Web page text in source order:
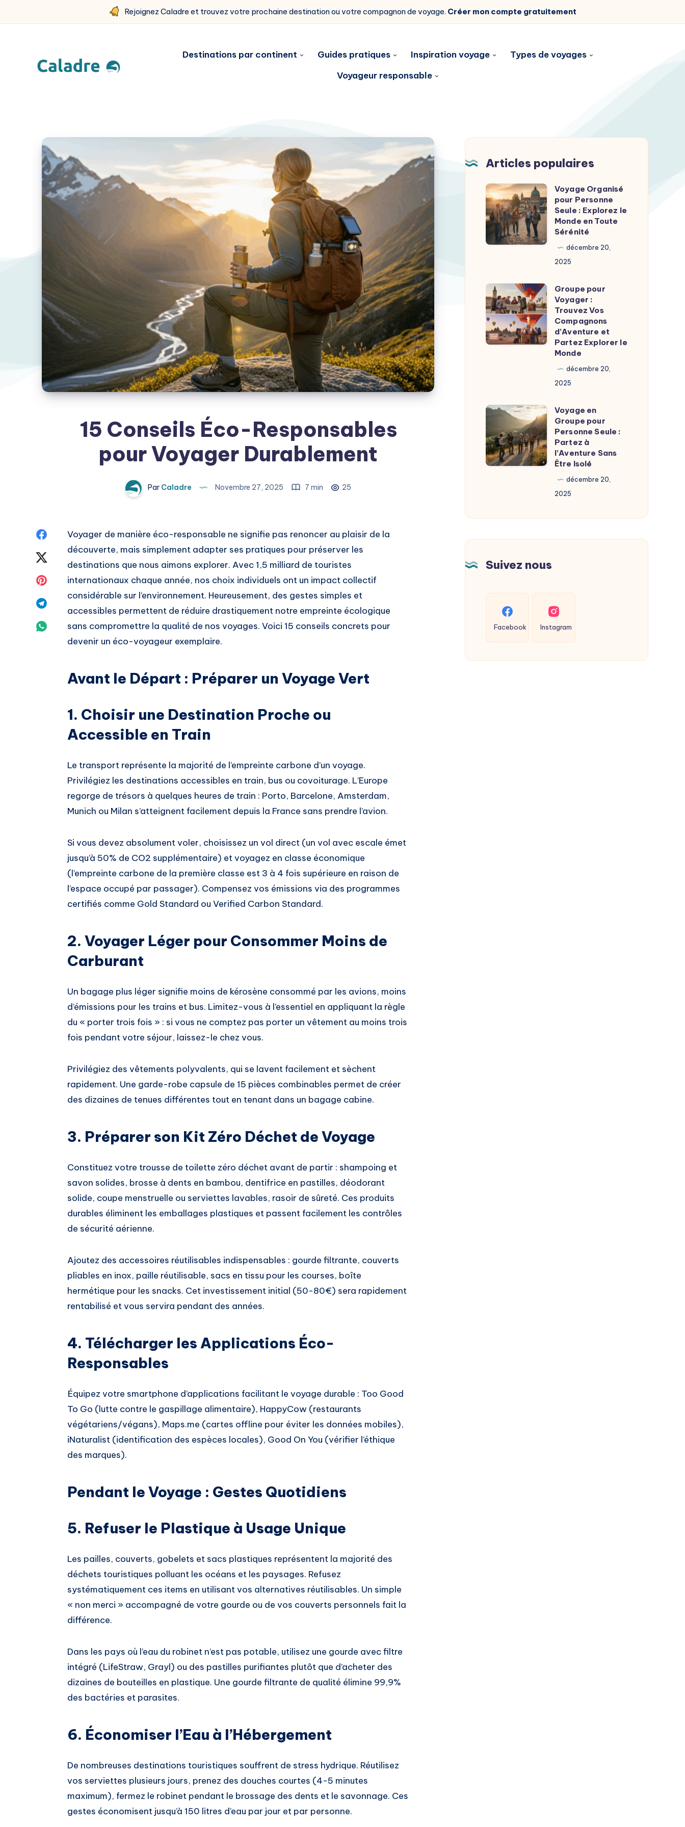
Rejoignez Caladre et trouvez votre prochaine destination ou votre compagnon de voyage. Créer mon compte gratuitement
Destinations par continent Guides pratiques Inspiration voyage
Types de voyages
Voyageur responsable
15 Conseils Éco-Responsables
pour Voyager Durablement
Par Caladre Novembre 27, 2025 7 min 25
Share
Facebook
Twitter
Share
Telegram
Share
Voyager de manière éco-responsable ne signifie pas renoncer au plaisir de la
découverte, mais simplement adapter ses pratiques pour préserver les
destinations que nous aimons explorer. Avec 1,5 milliard de touristes
internationaux chaque année, nos choix individuels ont un impact collectif
considérable sur l’environnement. Heureusement, des gestes simples et
accessibles permettent de réduire drastiquement notre empreinte écologique
sans compromettre la qualité de nos voyages. Voici 15 conseils concrets pour
devenir un éco-voyageur exemplaire.
Avant le Départ : Préparer un Voyage Vert
1. Choisir une Destination Proche ou
Accessible en Train
Le transport représente la majorité de l’empreinte carbone d’un voyage.
Privilégiez les destinations accessibles en train, bus ou covoiturage. L’Europe
regorge de trésors à quelques heures de train : Porto, Barcelone, Amsterdam,
Munich ou Milan s’atteignent facilement depuis la France sans prendre l’avion.
Si vous devez absolument voler, choisissez un vol direct (un vol avec escale émet
jusqu’à 50% de CO2 supplémentaire) et voyagez en classe économique
(l’empreinte carbone de la première classe est 3 à 4 fois supérieure en raison de
l’espace occupé par passager). Compensez vos émissions via des programmes
certifiés comme Gold Standard ou Verified Carbon Standard.
2. Voyager Léger pour Consommer Moins de
Carburant
Un bagage plus léger signifie moins de kérosène consommé par les avions, moins
d’émissions pour les trains et bus. Limitez-vous à l’essentiel en appliquant la règle
du « porter trois fois » : si vous ne comptez pas porter un vêtement au moins trois
fois pendant votre séjour, laissez-le chez vous.
Privilégiez des vêtements polyvalents, qui se lavent facilement et sèchent
rapidement. Une garde-robe capsule de 15 pièces combinables permet de créer
des dizaines de tenues différentes tout en tenant dans un bagage cabine.
3. Préparer son Kit Zéro Déchet de Voyage
Constituez votre trousse de toilette zéro déchet avant de partir : shampoing et
savon solides, brosse à dents en bambou, dentifrice en pastilles, déodorant
solide, coupe menstruelle ou serviettes lavables, rasoir de sûreté. Ces produits
durables éliminent les emballages plastiques et passent facilement les contrôles
de sécurité aérienne.
Ajoutez des accessoires réutilisables indispensables : gourde filtrante, couverts
pliables en inox, paille réutilisable, sacs en tissu pour les courses, boîte
hermétique pour les snacks. Cet investissement initial (50-80€) sera rapidement
rentabilisé et vous servira pendant des années.
4. Télécharger les Applications Éco-
Responsables
Équipez votre smartphone d’applications facilitant le voyage durable : Too Good
To Go (lutte contre le gaspillage alimentaire), HappyCow (restaurants
végétariens/végans), Maps.me (cartes offline pour éviter les données mobiles),
iNaturalist (identification des espèces locales), Good On You (vérifier l’éthique
des marques).
Pendant le Voyage : Gestes Quotidiens
5. Refuser le Plastique à Usage Unique
Les pailles, couverts, gobelets et sacs plastiques représentent la majorité des
déchets touristiques polluant les océans et les paysages. Refusez
systématiquement ces items en utilisant vos alternatives réutilisables. Un simple
« non merci » accompagné de votre gourde ou de vos couverts personnels fait la
différence.
Dans les pays où l’eau du robinet n’est pas potable, utilisez une gourde avec filtre
intégré (LifeStraw, Grayl) ou des pastilles purifiantes plutôt que d’acheter des
dizaines de bouteilles en plastique. Une gourde filtrante de qualité élimine 99,9%
des bactéries et parasites.
6. Économiser l’Eau à l’Hébergement
De nombreuses destinations touristiques souffrent de stress hydrique. Réutilisez
vos serviettes plusieurs jours, prenez des douches courtes (4-5 minutes
maximum), fermez le robinet pendant le brossage des dents et le savonnage. Ces
gestes économisent jusqu’à 150 litres d’eau par jour et par personne.
Articles populaires
Voyage
Organisé
pour
Personne
Seule
Monde
en
Toute
Sérénité
Voyage Organisé
pour Personne
Seule : Explorez le
Monde en Toute
Sérénité
décembre 20,
2025
Groupe
pour
Voyager
:
Trouvez
et
Partez
Explorer
le
Monde
Groupe pour
Voyager :
Trouvez Vos
Compagnons
d’Aventure et
Partez Explorer le
Monde
décembre 20,
2025
Voyage
Groupe
pour
Personne
l’Aventure
Être
Voyage en
Groupe pour
Personne Seule :
Partez à
l’Aventure Sans
Être Isolé
décembre 20,
2025
Suivez nous
Facebook Instagram